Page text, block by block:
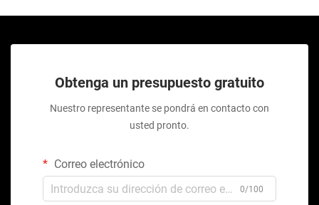
Obtenga un presupuesto gratuito
Nuestro representante se pondrá en contacto con
usted pronto.
Correo electrónico
0/100